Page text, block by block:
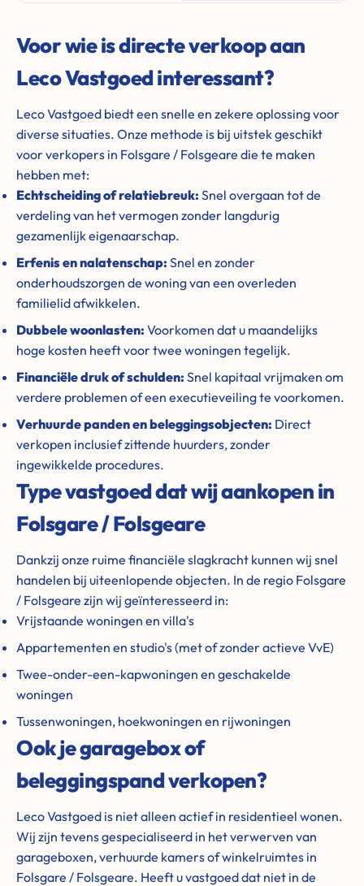
Voor wie is directe verkoop aan
Leco Vastgoed interessant?
Leco Vastgoed biedt een snelle en zekere oplossing voor
diverse situaties. Onze methode is bij uitstek geschikt
voor verkopers in Folsgare / Folsgeare die te maken
hebben met:
Echtscheiding of relatiebreuk: Snel overgaan tot de
verdeling van het vermogen zonder langdurig
gezamenlijk eigenaarschap.
Erfenis en nalatenschap: Snel en zonder
onderhoudszorgen de woning van een overleden
familielid afwikkelen.
Dubbele woonlasten: Voorkomen dat u maandelijks
hoge kosten heeft voor twee woningen tegelijk.
Financiële druk of schulden: Snel kapitaal vrijmaken om
verdere problemen of een executieveiling te voorkomen.
Verhuurde panden en beleggingsobjecten: Direct
verkopen inclusief zittende huurders, zonder
ingewikkelde procedures.
Type vastgoed dat wij aankopen in
Folsgare / Folsgeare
Dankzij onze ruime financiële slagkracht kunnen wij snel
handelen bij uiteenlopende objecten. In de regio Folsgare
/ Folsgeare zijn wij geïnteresseerd in:
Vrijstaande woningen en villa's
Appartementen en studio's (met of zonder actieve VvE)
Twee-onder-een-kapwoningen en geschakelde
woningen
Tussenwoningen, hoekwoningen en rijwoningen
Ook je garagebox of
beleggingspand verkopen?
Leco Vastgoed is niet alleen actief in residentieel wonen.
Wij zijn tevens gespecialiseerd in het verwerven van
garageboxen, verhuurde kamers of winkelruimtes in
Folsgare / Folsgeare. Heeft u vastgoed dat niet in de